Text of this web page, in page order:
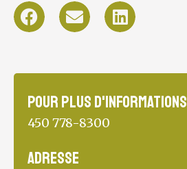
Pour plus d'informations
450 778-8300
Adresse